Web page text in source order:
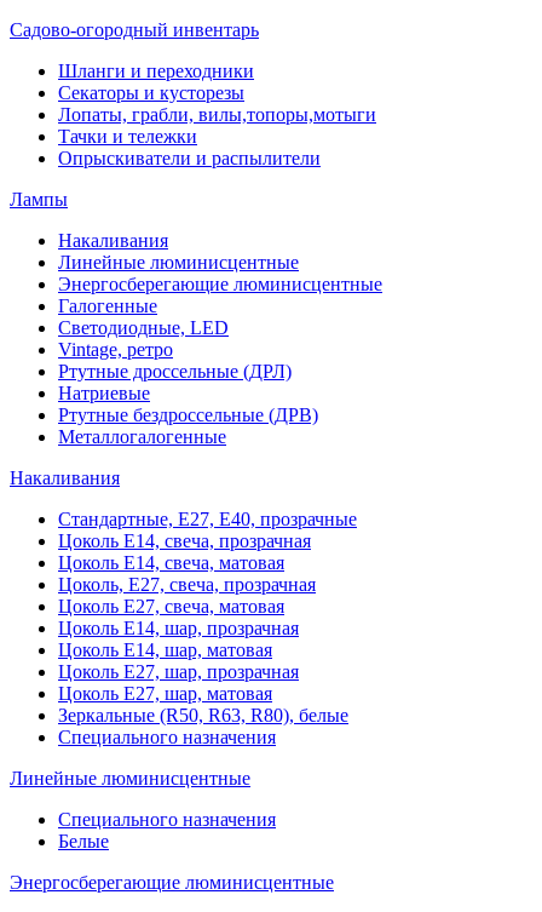
Садово-огородный инвентарь
Шланги и переходники
Секаторы и кусторезы
Лопаты, грабли, вилы,топоры,мотыги
Тачки и тележки
Опрыскиватели и распылители
Лампы
Накаливания
Линейные люминисцентные
Энергосберегающие люминисцентные
Галогенные
Светодиодные, LED
Vintage, ретро
Ртутные дроссельные (ДРЛ)
Натриевые
Ртутные бездроссельные (ДРВ)
Металлогалогенные
Накаливания
Стандартные, Е27, Е40, прозрачные
Цоколь Е14, свеча, прозрачная
Цоколь Е14, свеча, матовая
Цоколь, Е27, свеча, прозрачная
Цоколь Е27, свеча, матовая
Цоколь Е14, шар, прозрачная
Цоколь Е14, шар, матовая
Цоколь Е27, шар, прозрачная
Цоколь Е27, шар, матовая
Зеркальные (R50, R63, R80), белые
Специального назначения
Линейные люминисцентные
Специального назначения
Белые
Энергосберегающие люминисцентные